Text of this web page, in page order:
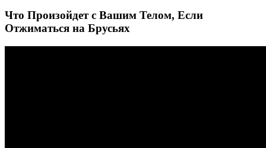
Что Произойдет с Вашим Телом, Если
Отжиматься на Брусьях